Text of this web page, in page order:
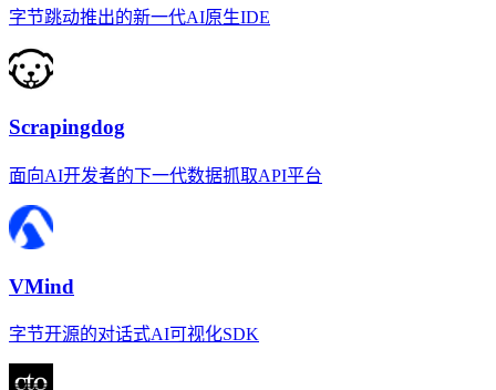
字节跳动推出的新一代AI原生IDE
Scrapingdog
面向AI开发者的下一代数据抓取API平台
VMind
字节开源的对话式AI可视化SDK